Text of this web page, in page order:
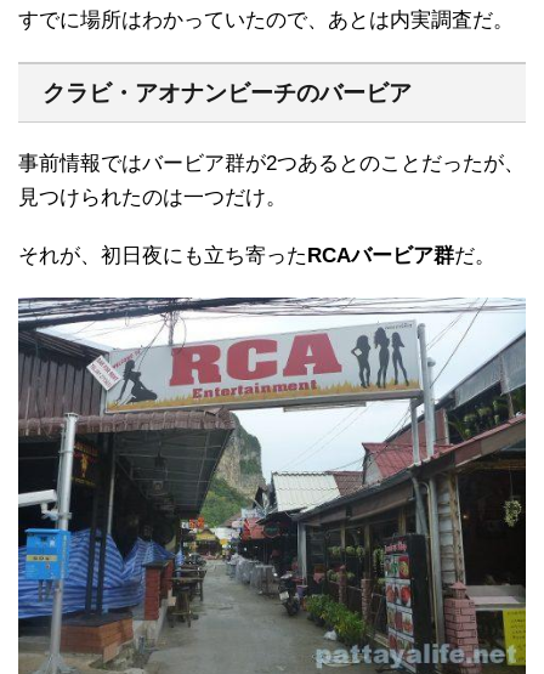
すでに場所はわかっていたので、あとは内実調査だ。
クラビ・アオナンビーチのバービア
事前情報ではバービア群が2つあるとのことだったが、
見つけられたのは一つだけ。
それが、初日夜にも立ち寄った RCAバービア群だ。